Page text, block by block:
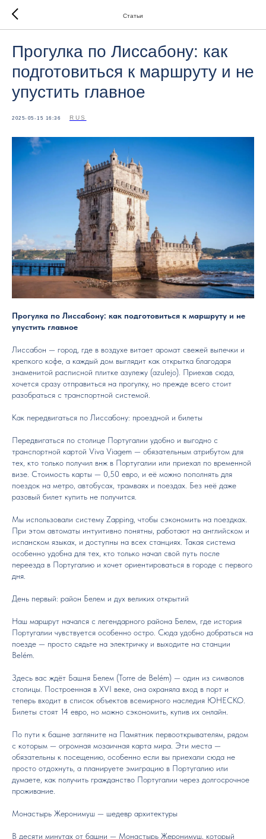
Статьи
Прогулка по Лиссабону: как
подготовиться к маршруту и не
упустить главное
2025-05-15 16:36 RUS
Прогулка по Лиссабону: как подготовиться к маршруту и не
упустить главное
Лиссабон — город, где в воздухе витает аромат свежей выпечки и
крепкого кофе, а каждый дом выглядит как открытка благодаря
знаменитой расписной плитке азулежу (azulejo). Приехав сюда,
хочется сразу отправиться на прогулку, но прежде всего стоит
разобраться с транспортной системой.
Как передвигаться по Лиссабону: проездной и билеты
Передвигаться по столице Португалии удобно и выгодно с
транспортной картой Viva Viagem — обязательным атрибутом для
тех, кто только получил внж в Португалии или приехал по временной
визе. Стоимость карты — 0,50 евро, и её можно пополнять для
поездок на метро, автобусах, трамваях и поездах. Без неё даже
разовый билет купить не получится.
Мы использовали систему Zapping, чтобы сэкономить на поездках.
При этом автоматы интуитивно понятны, работают на английском и
испанском языках, и доступны на всех станциях. Такая система
особенно удобна для тех, кто только начал свой путь после
переезда в Португалию и хочет ориентироваться в городе с первого
дня.
День первый: район Белем и дух великих открытий
Наш маршрут начался с легендарного района Белем, где история
Португалии чувствуется особенно остро. Сюда удобно добраться на
поезде — просто сядьте на электричку и выходите на станции
Belém.
Здесь вас ждёт Башня Белем (Torre de Belém) — один из символов
столицы. Построенная в XVI веке, она охраняла вход в порт и
теперь входит в список объектов всемирного наследия ЮНЕСКО.
Билеты стоят 14 евро, но можно сэкономить, купив их онлайн.
По пути к башне загляните на Памятник первооткрывателям, рядом
с которым — огромная мозаичная карта мира. Эти места —
обязательны к посещению, особенно если вы приехали сюда не
просто отдохнуть, а планируете эмиграцию в Португалию или
думаете, как получить гражданство Португалии через долгосрочное
проживание.
Монастырь Жеронимуш — шедевр архитектуры
В десяти минутах от башни — Монастырь Жеронимуш, который